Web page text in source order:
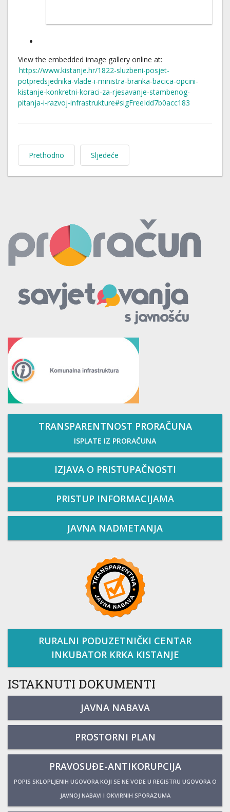
View the embedded image gallery online at:
https://www.kistanje.hr/1822-sluzbeni-posjet-
potpredsjednika-vlade-i-ministra-branka-bacica-opcini-
kistanje-konkretni-koraci-za-rjesavanje-stambenog-
pitanja-i-razvoj-infrastrukture#sigFreeIdd7b0acc183
Prethodno Sljedeće
TRANSPARENTNOST PRORAČUNA
ISPLATE IZ PRORAČUNA
IZJAVA O PRISTUPAČNOSTI
PRISTUP INFORMACIJAMA
JAVNA NADMETANJA
RURALNI PODUZETNIČKI CENTAR
INKUBATOR KRKA KISTANJE
ISTAKNUTI DOKUMENTI
JAVNA NABAVA
PROSTORNI PLAN
PRAVOSUĐE-ANTIKORUPCIJA
POPIS SKLOPLJENIH UGOVORA KOJI SE NE VODE U REGISTRU UGOVORA O
JAVNOJ NABAVI I OKVIRNIH SPORAZUMA